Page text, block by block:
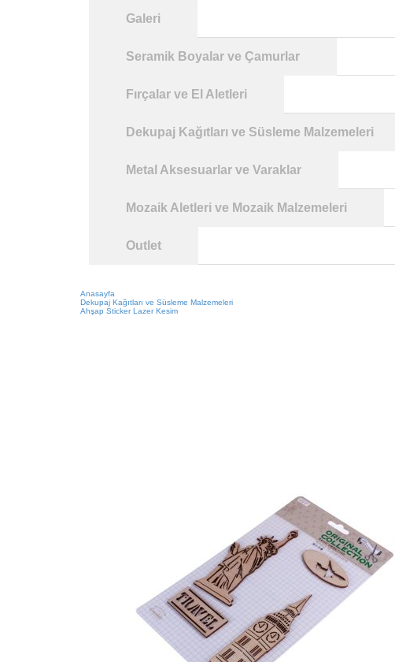
Galeri
Seramik Boyalar ve Çamurlar
Fırçalar ve El Aletleri
Dekupaj Kağıtları ve Süsleme Malzemeleri
Metal Aksesuarlar ve Varaklar
Mozaik Aletleri ve Mozaik Malzemeleri
Outlet
Anasayfa
Dekupaj Kağıtları ve Süsleme Malzemeleri
Ahşap Sticker Lazer Kesim